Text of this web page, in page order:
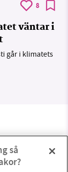
8
väntar i
går i klimatets
så